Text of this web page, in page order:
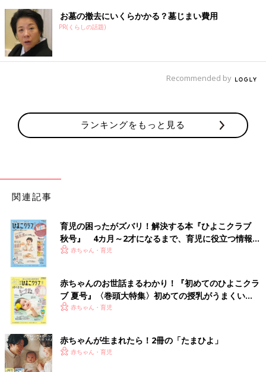
お墓の撤去にいくらかかる？墓じまい費用
PR(くらしの話題)
Recommended by
ランキングをもっと見る
関連記事
育児の困ったがズバリ！解決する本『ひよこクラブ
秋号』 4カ月～2才になるまで、育児に役立つ情報が
いっぱい！
赤ちゃん・育児
赤ちゃんのお世話まるわかり！『初めてのひよこクラ
ブ 夏号』〈巻頭大特集〉初めての授乳がうまくい
く！ おっぱい・ミルクの基本と夏のトラブル 解決テ
赤ちゃん・育児
赤ちゃんが生まれたら！2冊の「たまひよ」
赤ちゃん・育児